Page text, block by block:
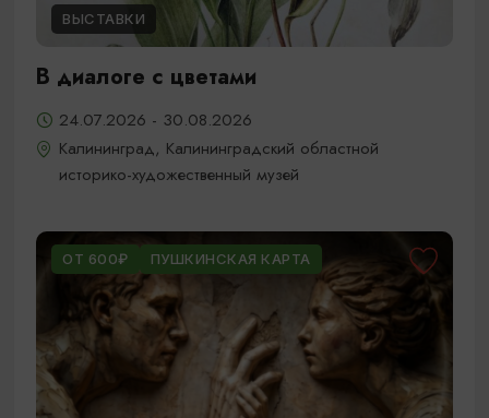
ВЫСТАВКИ
В диалоге с цветами
24.07.2026 - 30.08.2026
Калининград, Калининградский областной
историко-художественный музей
ОТ 600₽ ПУШКИНСКАЯ КАРТА